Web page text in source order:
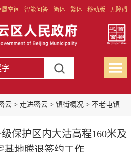
空间 智能问答 简体 繁体 移动版 无障碍
云> 走进密云> 镇街概况 > 不老屯镇
保护区内大沽高程160米及
基地腾退签约工作